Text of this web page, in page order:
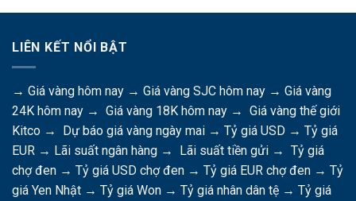
LIÊN KẾT NỔI BẬT
→ Giá vàng hôm nay → Giá vàng SJC hôm nay → Giá vàng
24K hôm nay → Giá vàng 18K hôm nay → Giá vàng thế giới
Kitco → Dự báo giá vàng ngày mai → Tỷ giá USD → Tỷ giá
EUR → Lãi suất ngân hàng → Lãi suất tiền gửi → Tỷ giá
chợ đen → Tỷ giá USD chợ đen → Tỷ giá EUR chợ đen → Tỷ
giá Yen Nhật → Tỷ giá Won → Tỷ giá nhân dân tệ → Tỷ giá